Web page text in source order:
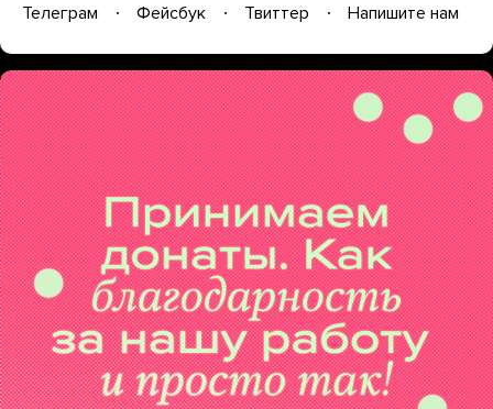
Телеграм Фейсбук Твиттер Напишите нам